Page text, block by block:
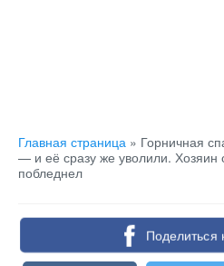
Главная страница » Горничная
— и её сразу же уволили. Хозяин
побледнел
Поделиться